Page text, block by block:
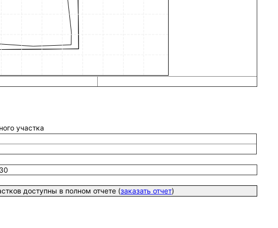
участка
доступны в полном отчете (заказать отчет)